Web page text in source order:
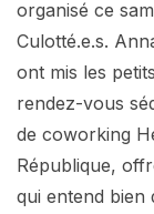
organisé ce
Culotté.e.s.
ont mis les
rendez-vous
de coworking
République,
qui entend